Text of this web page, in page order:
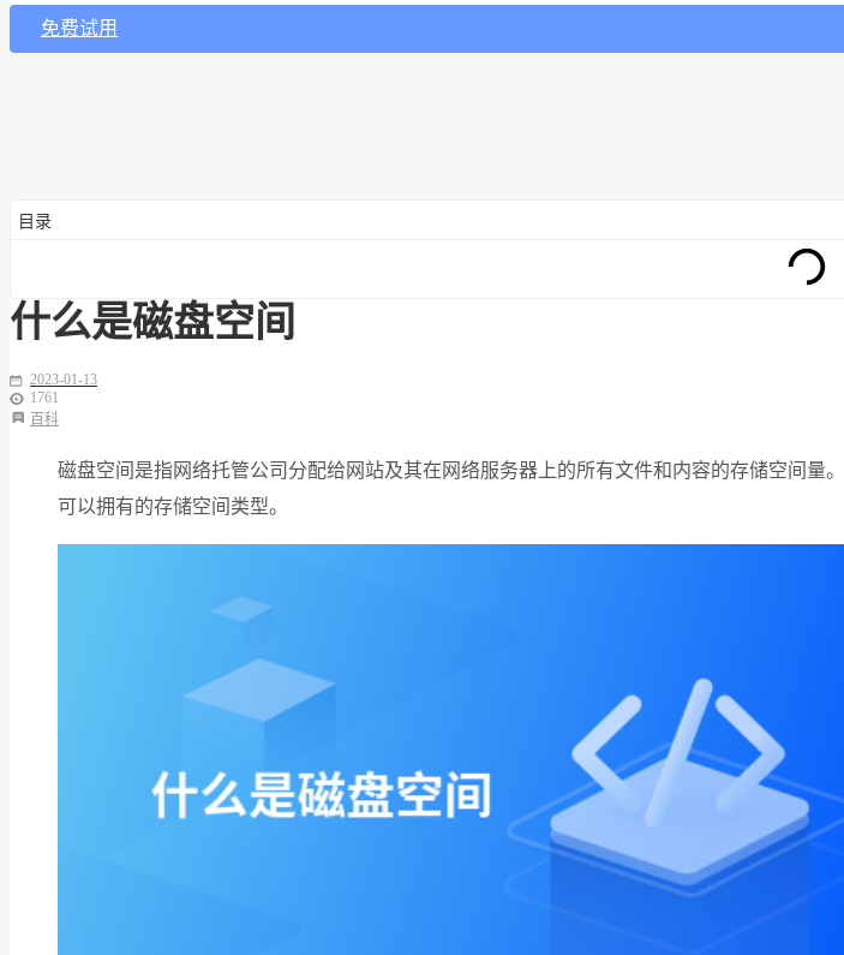
免费试用
目录
什么是磁盘空间
2023-01-13
1761
百科
磁盘空间是指网络托管公司分配给网站及其在网络服务器上的所有文件和内容的存储空间
可以拥有的存储空间类型。